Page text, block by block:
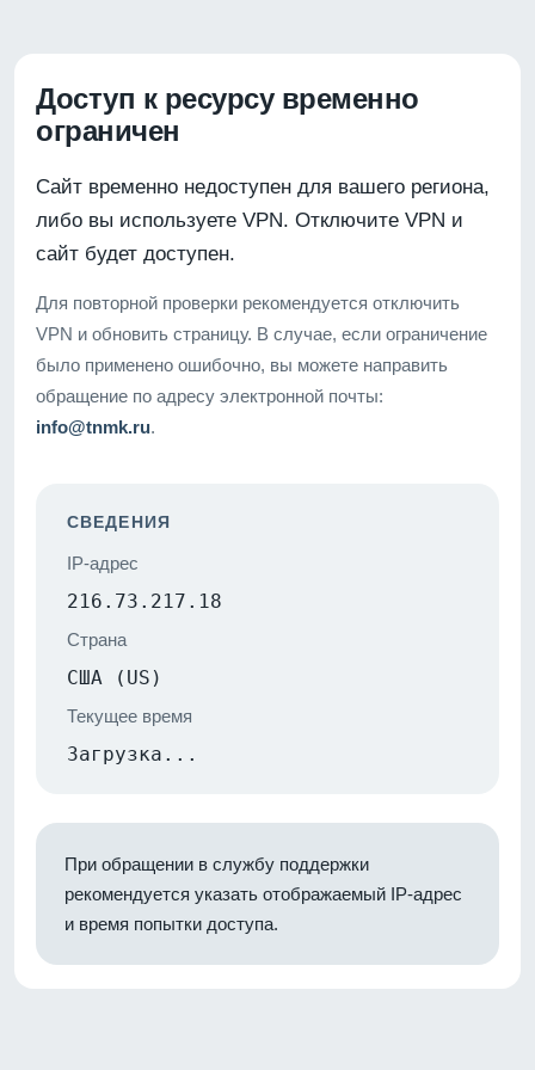
Доступ к ресурсу временно
ограничен
Сайт временно недоступен для вашего региона,
либо вы используете VPN. Отключите VPN и
сайт будет доступен.
Для повторной проверки рекомендуется отключить
VPN и обновить страницу. В случае, если ограничение
было применено ошибочно, вы можете направить
обращение по адресу электронной почты:
info@tnmk.ru.
СВЕДЕНИЯ
IP-адрес
216.73.217.18
Страна
США (US)
Текущее время
Загрузка...
При обращении в службу поддержки
рекомендуется указать отображаемый IP-адрес
и время попытки доступа.